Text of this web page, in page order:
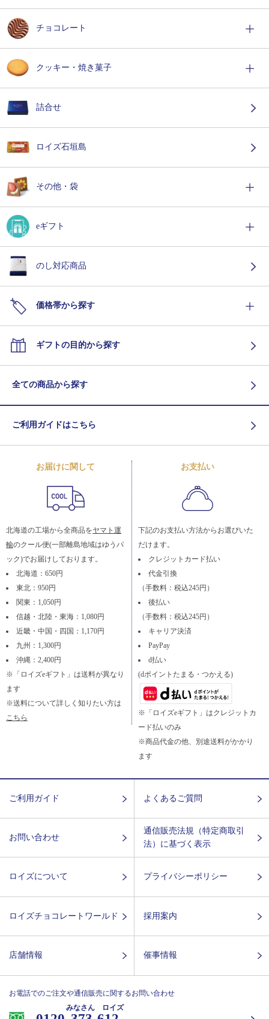
チョコレート
クッキー・焼き菓子
詰合せ
ロイズ石垣島
その他・袋
eギフト
のし対応商品
価格帯から探す
ギフトの目的から探す
全ての商品から探す
ご利用ガイドはこちら
お届けに関して
北海道の工場から全商品をヤマト運
輸のクール便(一部離島地域はゆうパ
ック)でお届けしております。
北海道：650円
東北：950円
関東：1,050円
信越・北陸・東海：1,080円
近畿・中国・四国：1,170円
九州：1,300円
沖縄：2,400円
※「ロイズeギフト」は送料が異なり
ます
※送料について詳しく知りたい方は
こちら
お支払い
下記のお支払い方法からお選びいた
だけます。
クレジットカード払い
代金引換
（手数料：税込245円）
後払い
（手数料：税込245円）
キャリア決済
PayPay
d払い
(dポイントたまる・つかえる)
※「ロイズeギフト」はクレジットカ
ード払いのみ
※商品代金の他、別途送料がかかり
ます
ご利用ガイド よくあるご質問
お問い合わせ
通信販売法規（特定商取引
法）に基づく表示
ロイズについて プライバシーポリシー
ロイズチョコレートワールド 採用案内
店舗情報 催事情報
お電話でのご注文や通信販売に関するお問い合わせ
みなさん ロイズ